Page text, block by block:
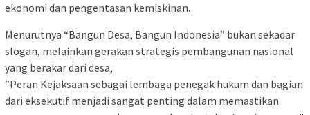
ekonomi dan pengentasan kemiskinan.
Menurutnya “Bangun Desa, Bangun Indonesia” bukan sekadar
slogan, melainkan gerakan strategis pembangunan nasional
yang berakar dari desa,
“Peran Kejaksaan sebagai lembaga penegak hukum dan bagian
dari eksekutif menjadi sangat penting dalam memastikan